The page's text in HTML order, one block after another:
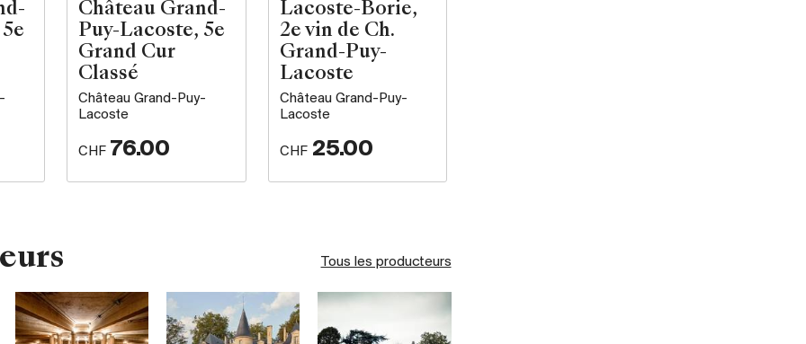
Château Grand-
Puy-Lacoste, 5e
Grand Cur
Classé
Château Grand-Puy-
Lacoste
CHF 76.00
Lacoste-Borie,
2e vin de Ch.
Grand-Puy-
Lacoste
Château Grand-Puy-
Lacoste
CHF 25.00
Tous les producteurs